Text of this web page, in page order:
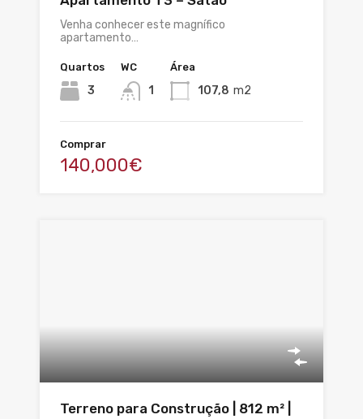
Venha conhecer este magnífico
apartamento…
Quartos
3
WC
1
Área
107,8 m2
Comprar
140,000€
Terreno para Construção | 812 m² |